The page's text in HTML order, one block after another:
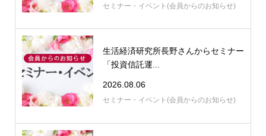
セミナー・イベント(会員からのお知らせ)
生活経済研究所長野さんからセミナー
「投資信託運...
2026.08.06
セミナー・イベント(会員からのお知らせ)